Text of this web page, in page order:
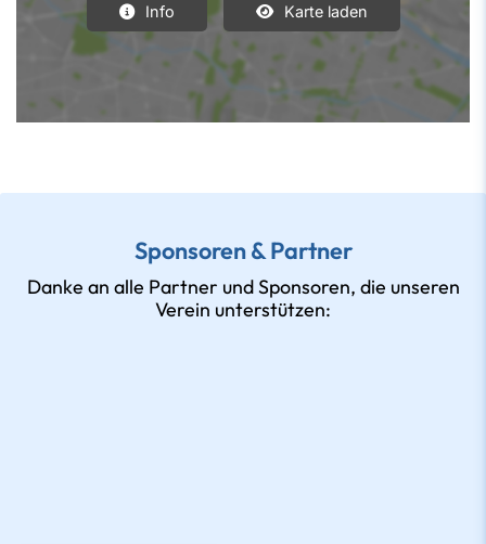
Info Karte laden
Sponsoren & Partner
Danke an alle Partner und Sponsoren, die unseren
Verein unterstützen: